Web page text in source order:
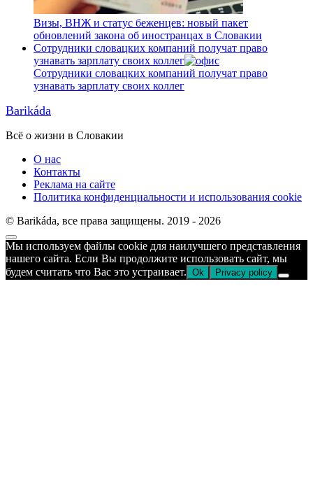
Визы, ВНЖ и статус беженцев: новый пакет
обновлений закона об иностранцах в Словакии
Сотрудники словацких компаний получат право
узнавать зарплату своих коллег
Сотрудники словацких компаний получат право
узнавать зарплату своих коллег
Barikáda
Всё о жизни в Словакии
О нас
Контакты
Реклама на сайте
Политика конфиденциальности и использования cookie
© Barikáda, все права защищены. 2019 - 2026
Прокрутка
к
верху
Мы используем файлы cookie для наилучшего представления
нашего сайта. Если Вы продолжите использовать сайт, мы
будем считать что Вас это устраивает. Ok Privacy policy